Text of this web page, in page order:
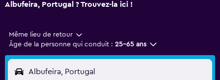
Albufeira, Portugal ? Trouvez-la ici !
Même lieu de retour
Âge de la personne qui conduit : 25-65 ans
Albufeira, Portugal